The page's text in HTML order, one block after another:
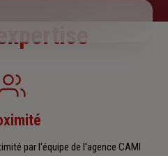
par l'équipe de l'agence CAMI